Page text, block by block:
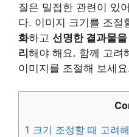
질은 밀접한 관련이 있
다. 이미지 크기를 조절
화하고 선명한 결과물
리해야 해요. 함께 고려
이미지를 조절해 보세
1 크기 조정할 때 고려